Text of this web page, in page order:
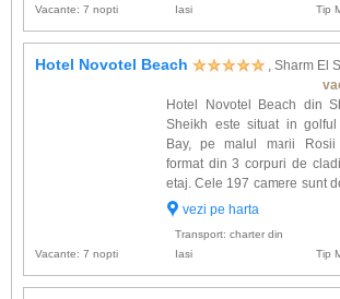
Vacante: 7 nopti Iasi Tip
Hotel Novotel Beach
, Sharm El
Hotel Novotel Beach din
Sheikh este situat in golful
Bay, pe malul marii
format din 3 corpuri de
etaj. Cele 197 camere sunt
baie proprie cu dus, aer
de par...
vezi pe harta
Vacante: 7 nopti
Transport: charter din
Iasi
Tip